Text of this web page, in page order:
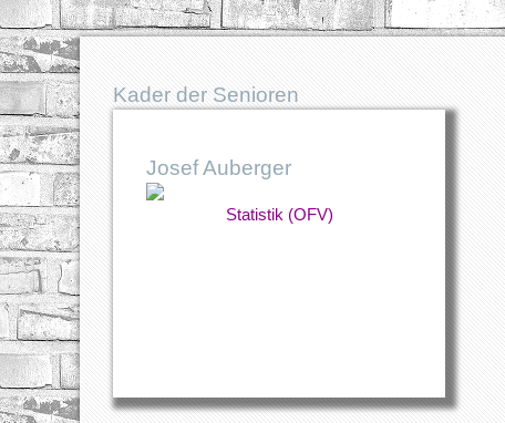
Kader der Senioren
Josef Auberger
Statistik (OFV)